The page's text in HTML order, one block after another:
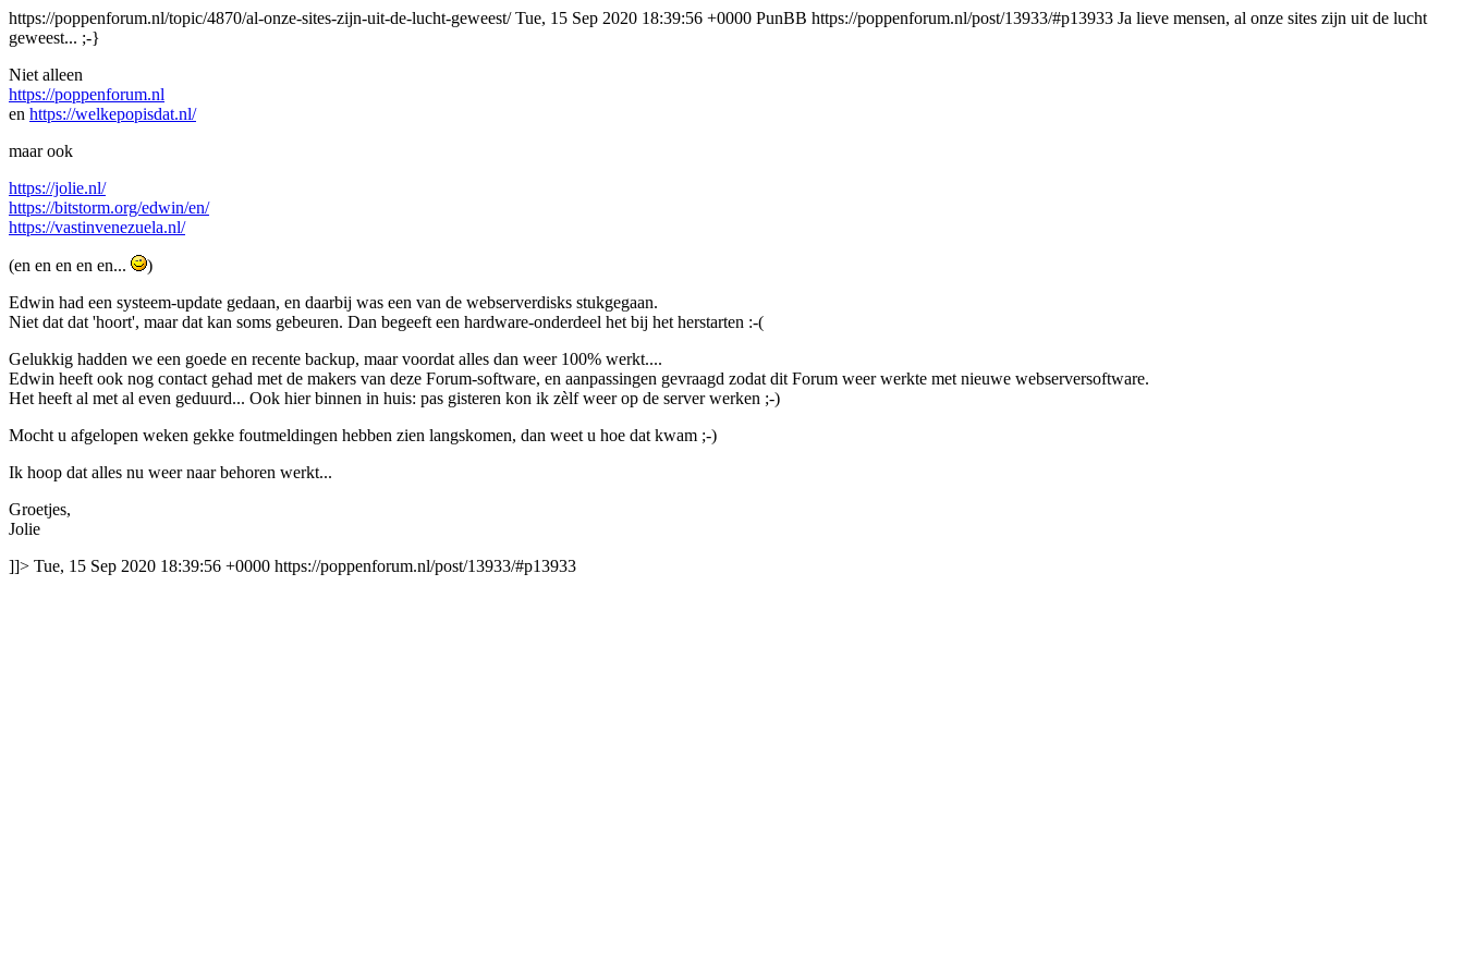
https://poppenforum.nl/topic/4870/al-onze-sites-zijn-uit-de-lucht-geweest/Tue, 15 Sep 2020 18:39:56 +0000 PunBB https://poppenforum.nl/post/13933/#p13933 Ja lieve mensen, al onze sites zijn uit de lucht
geweest... ;-}
Niet alleen
https://poppenforum.nl
en https://welkepopisdat.nl/
maar ook
https://jolie.nl/
https://bitstorm.org/edwin/en/
https://vastinvenezuela.nl/
(en en en en en...
)
Edwin had een systeem-update gedaan, en daarbij was een van de webserverdisks stukgegaan.
Niet dat dat 'hoort', maar dat kan soms gebeuren. Dan begeeft een hardware-onderdeel het bij het herstarten :-(
Gelukkig hadden we een goede en recente backup, maar voordat alles dan weer 100% werkt....
Edwin heeft ook nog contact gehad met de makers van deze Forum-software, en aanpassingen gevraagd zodat dit Forum weer werkte met nieuwe webserversoftware.
Het heeft al met al even geduurd... Ook hier binnen in huis: pas gisteren kon ik zèlf weer op de server werken ;-)
Mocht u afgelopen weken gekke foutmeldingen hebben zien langskomen, dan weet u hoe dat kwam ;-)
Ik hoop dat alles nu weer naar behoren werkt...
Groetjes,
Jolie
]]> Tue, 15 Sep 2020 18:39:56 +0000 https://poppenforum.nl/post/13933/#p13933